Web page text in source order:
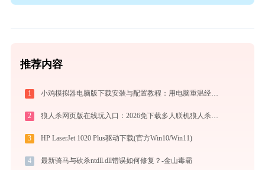
推荐内容
1 小鸡模拟器电脑版下载安装与配置教程：用电脑重温经典街机与掌机游戏
2 狼人杀网页版在线玩入口：2026免下载多人联机狼人杀，新手实战晋级攻略
3 HP LaserJet 1020 Plus驱动下载(官方Win10/Win11)
4 最新骑马与砍杀ntdll.dll错误如何修复？-金山毒霸